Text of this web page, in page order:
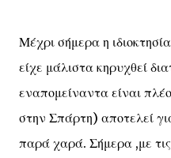
Μέχρι σήμερα η
είχε μάλιστα κηρυχθεί
εναπομείναντα είναι
στην Σπάρτη) αποτελεί
παρά χαρά. Σήμερα ,με